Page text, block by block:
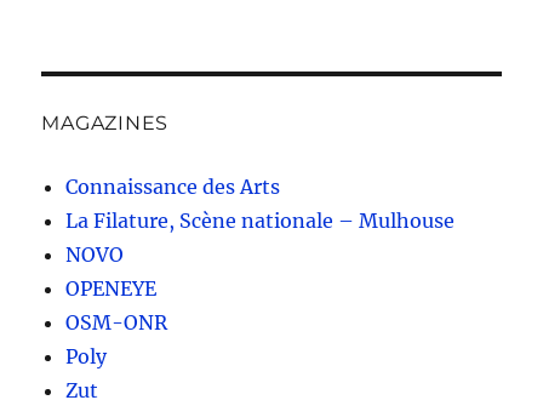
MAGAZINES
Connaissance des Arts
La Filature, Scène nationale – Mulhouse
NOVO
OPENEYE
OSM-ONR
Poly
Zut